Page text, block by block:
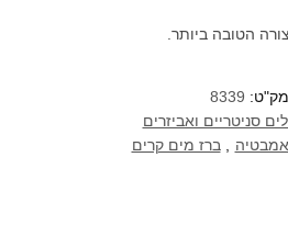
הטובה ביותר.
מק"ט: 8339
סניטריים ואביזרים
,ברז מים קרים